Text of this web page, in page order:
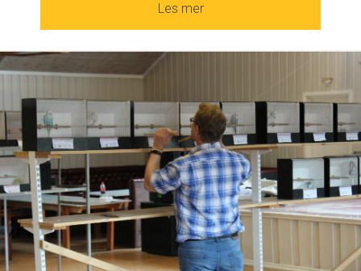
Les merabout Utstillingsundulat